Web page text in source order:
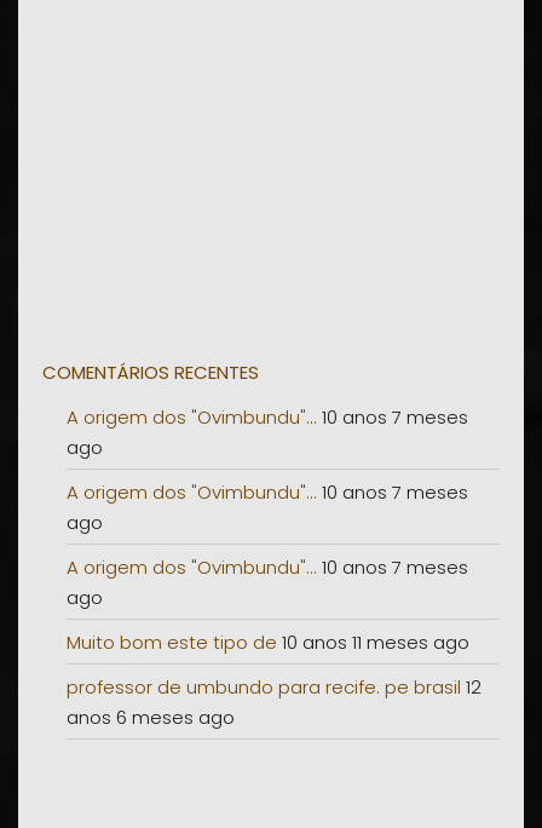
COMENTÁRIOS RECENTES
A origem dos "Ovimbundu"... 10 anos 7 meses
ago
A origem dos "Ovimbundu"... 10 anos 7 meses
ago
A origem dos "Ovimbundu"... 10 anos 7 meses
ago
Muito bom este tipo de 10 anos 11 meses ago
professor de umbundo para recife. pe brasil 12
anos 6 meses ago